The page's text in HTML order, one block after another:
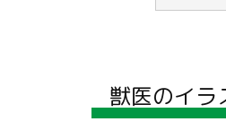
獣医のイラ